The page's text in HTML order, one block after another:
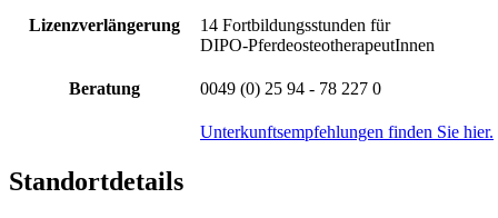
Lizenzverlängerung
14 Fortbildungsstunden für
DIPO-PferdeosteotherapeutInnen
Beratung 0049 (0) 25 94 - 78 227 0
Unterkunftsempfehlungen finden Sie hier.
Standortdetails